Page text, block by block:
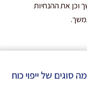
וכן את ההנחיות
סוגים של ייפוי כוח